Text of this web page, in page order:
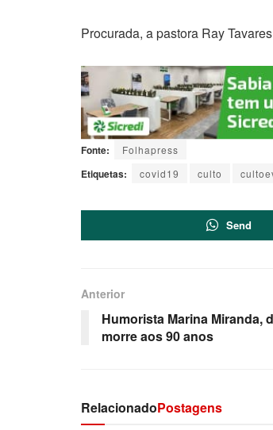
Procurada, a pastora Ray
Fonte: Folhapress
Etiquetas: covid19 culto
Send
Anterior
Humorista Marina Miranda,
morre aos 90 anos
RelacionadoPostagens